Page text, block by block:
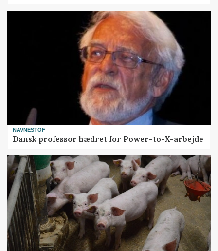
NAVNESTOF
Dansk professor hædret for Power-to-X-arbejde